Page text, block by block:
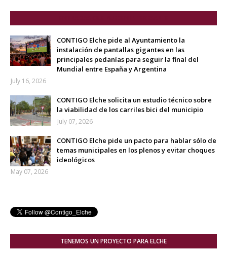
CONTIGO Elche pide al Ayuntamiento la
instalación de pantallas gigantes en las
principales pedanías para seguir la final del
Mundial entre España y Argentina
July 16, 2026
CONTIGO Elche solicita un estudio técnico sobre
la viabilidad de los carriles bici del municipio
July 07, 2026
CONTIGO Elche pide un pacto para hablar sólo de
temas municipales en los plenos y evitar choques
ideológicos
May 07, 2026
TENEMOS UN PROYECTO PARA ELCHE